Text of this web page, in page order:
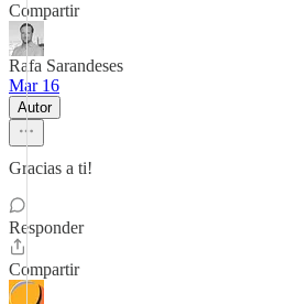
Compartir
Rafa Sarandeses
Mar 16
Autor
Gracias a ti!
Responder
Compartir